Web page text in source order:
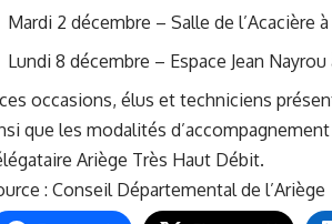
Mardi 2 décembre – Salle de l’Acacière
Lundi 8 décembre – Espace Jean
occasions, élus et techniciens
que les modalités
Ariège Très Haut Débit.
: Conseil Départemental de l’Ariège